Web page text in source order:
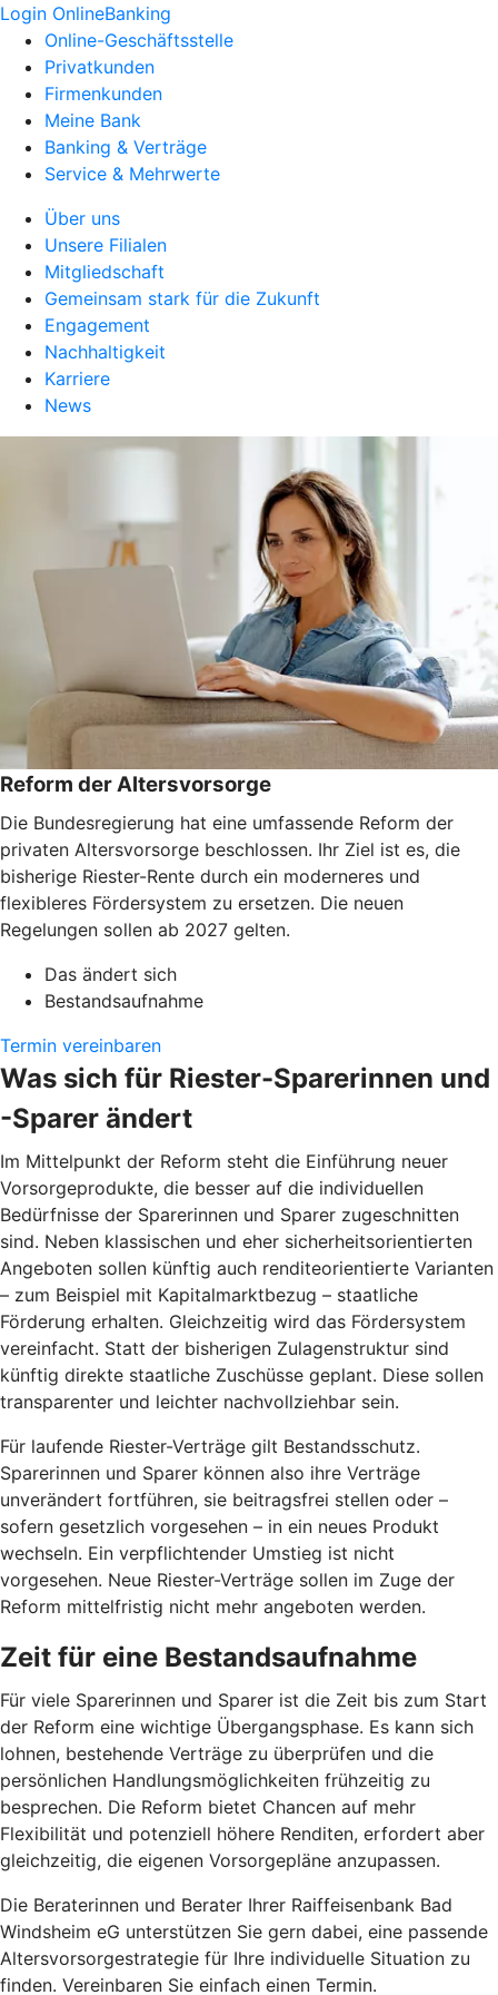
Login OnlineBanking
Online-Geschäftsstelle
Privatkunden
Firmenkunden
Meine Bank
Banking & Verträge
Service & Mehrwerte
Über uns
Unsere Filialen
Mitgliedschaft
Gemeinsam stark für die Zukunft
Engagement
Nachhaltigkeit
Karriere
News
Reform der Altersvorsorge
Die Bundesregierung hat eine umfassende Reform der
privaten Altersvorsorge beschlossen. Ihr Ziel ist es, die
bisherige Riester-Rente durch ein moderneres und
flexibleres Fördersystem zu ersetzen. Die neuen
Regelungen sollen ab 2027 gelten.
Das ändert sich
Bestandsaufnahme
Termin vereinbaren
Was sich für Riester-Sparerinnen und
-Sparer ändert
Im Mittelpunkt der Reform steht die Einführung neuer
Vorsorgeprodukte, die besser auf die individuellen
Bedürfnisse der Sparerinnen und Sparer zugeschnitten
sind. Neben klassischen und eher sicherheitsorientierten
Angeboten sollen künftig auch renditeorientierte Varianten
– zum Beispiel mit Kapitalmarktbezug – staatliche
Förderung erhalten. Gleichzeitig wird das Fördersystem
vereinfacht. Statt der bisherigen Zulagenstruktur sind
künftig direkte staatliche Zuschüsse geplant. Diese sollen
transparenter und leichter nachvollziehbar sein.
Für laufende Riester-Verträge gilt Bestandsschutz.
Sparerinnen und Sparer können also ihre Verträge
unverändert fortführen, sie beitragsfrei stellen oder –
sofern gesetzlich vorgesehen – in ein neues Produkt
wechseln. Ein verpflichtender Umstieg ist nicht
vorgesehen. Neue Riester-Verträge sollen im Zuge der
Reform mittelfristig nicht mehr angeboten werden.
Zeit für eine Bestandsaufnahme
Für viele Sparerinnen und Sparer ist die Zeit bis zum Start
der Reform eine wichtige Übergangsphase. Es kann sich
lohnen, bestehende Verträge zu überprüfen und die
persönlichen Handlungsmöglichkeiten frühzeitig zu
besprechen. Die Reform bietet Chancen auf mehr
Flexibilität und potenziell höhere Renditen, erfordert aber
gleichzeitig, die eigenen Vorsorgepläne anzupassen.
Die Beraterinnen und Berater Ihrer Raiffeisenbank Bad
Windsheim eG unterstützen Sie gern dabei, eine passende
Altersvorsorgestrategie für Ihre individuelle Situation zu
finden. Vereinbaren Sie einfach einen Termin.